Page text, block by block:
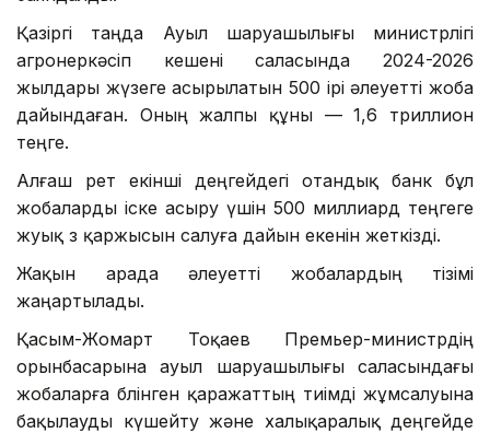
Қазіргі таңда Ауыл шаруашылығы министрлігі
агроөнеркәсіп кешені саласында 2024-2026
жылдары жүзеге асырылатын 500 ірі әлеуетті жоба
дайындаған. Оның жалпы құны — 1,6 триллион
теңге.
Алғаш рет екінші деңгейдегі отандық банк бұл
жобаларды іске асыру үшін 500 миллиард теңгеге
жуық өз қаржысын салуға дайын екенін жеткізді.
Жақын арада әлеуетті жобалардың тізімі
жаңартылады.
Қасым-Жомарт Тоқаев Премьер-министрдің
орынбасарына ауыл шаруашылығы саласындағы
жобаларға бөлінген қаражаттың тиімді жұмсалуына
бақылауды күшейту және халықаралық деңгейде